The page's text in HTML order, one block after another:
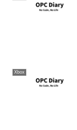
Xbox